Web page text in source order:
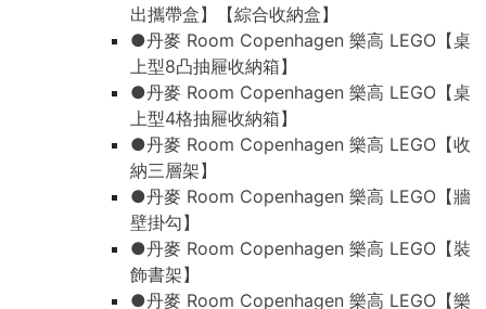
出攜帶盒】【綜合收納盒】
●丹麥 Room Copenhagen 樂高 LEGO【桌
上型8凸抽屜收納箱】
●丹麥 Room Copenhagen 樂高 LEGO【桌
上型4格抽屜收納箱】
●丹麥 Room Copenhagen 樂高 LEGO【收
納三層架】
●丹麥 Room Copenhagen 樂高 LEGO【牆
壁掛勾】
●丹麥 Room Copenhagen 樂高 LEGO【裝
飾書架】
●丹麥 Room Copenhagen 樂高 LEGO【樂